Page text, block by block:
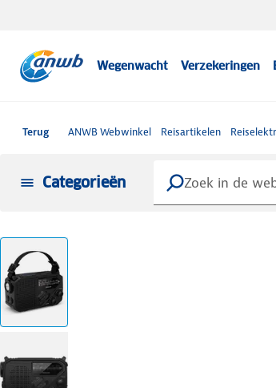
Wegenwacht Verzekeringen
Terug ANWB Webwinkel Reisartikelen
Categorieën